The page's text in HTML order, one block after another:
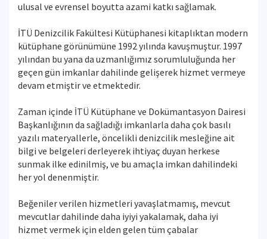
ulusal ve evrensel boyutta azami katkı sağlamak.
İTÜ Denizcilik Fakültesi Kütüphanesi kitaplıktan modern
kütüphane görünümüne 1992 yılında kavuşmuştur. 1997
yılından bu yana da uzmanlığımız sorumluluğunda her
geçen gün imkanlar dahilinde gelişerek hizmet vermeye
devam etmiştir ve etmektedir.
Zaman içinde İTÜ Kütüphane ve Dokümantasyon Dairesi
Başkanlığının da sağladığı imkanlarla daha çok basılı
yazılı materyallerle, öncelikli denizcilik mesleğine ait
bilgi ve belgeleri derleyerek ihtiyaç duyan herkese
sunmak ilke edinilmiş, ve bu amaçla imkan dahilindeki
her yol denenmiştir.
Beğeniler verilen hizmetleri yavaşlatmamış, mevcut
mevcutlar dahilinde daha iyiyi yakalamak, daha iyi
hizmet vermek için elden gelen tüm çabalar